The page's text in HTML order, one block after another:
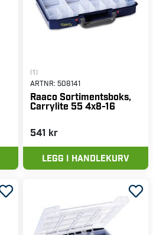
(1)
ARTNR: 508141
Raaco Sortimentsboks,
Carrylite 55 4x8-16
541 kr
LEGG I HANDLEKURV